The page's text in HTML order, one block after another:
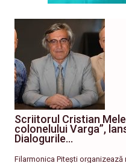
Scriitorul Cristian
colonelului Varga”,
Dialogurile…
Filarmonica Pitești organizează